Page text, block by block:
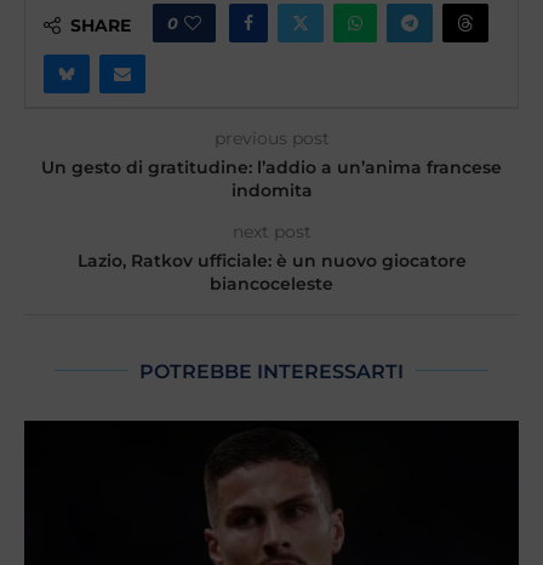
SHARE 0
previous post
​Un gesto di gratitudine: l’addio a un’anima francese
indomita
next post
Lazio, Ratkov ufficiale: è un nuovo giocatore
biancoceleste
POTREBBE INTERESSARTI